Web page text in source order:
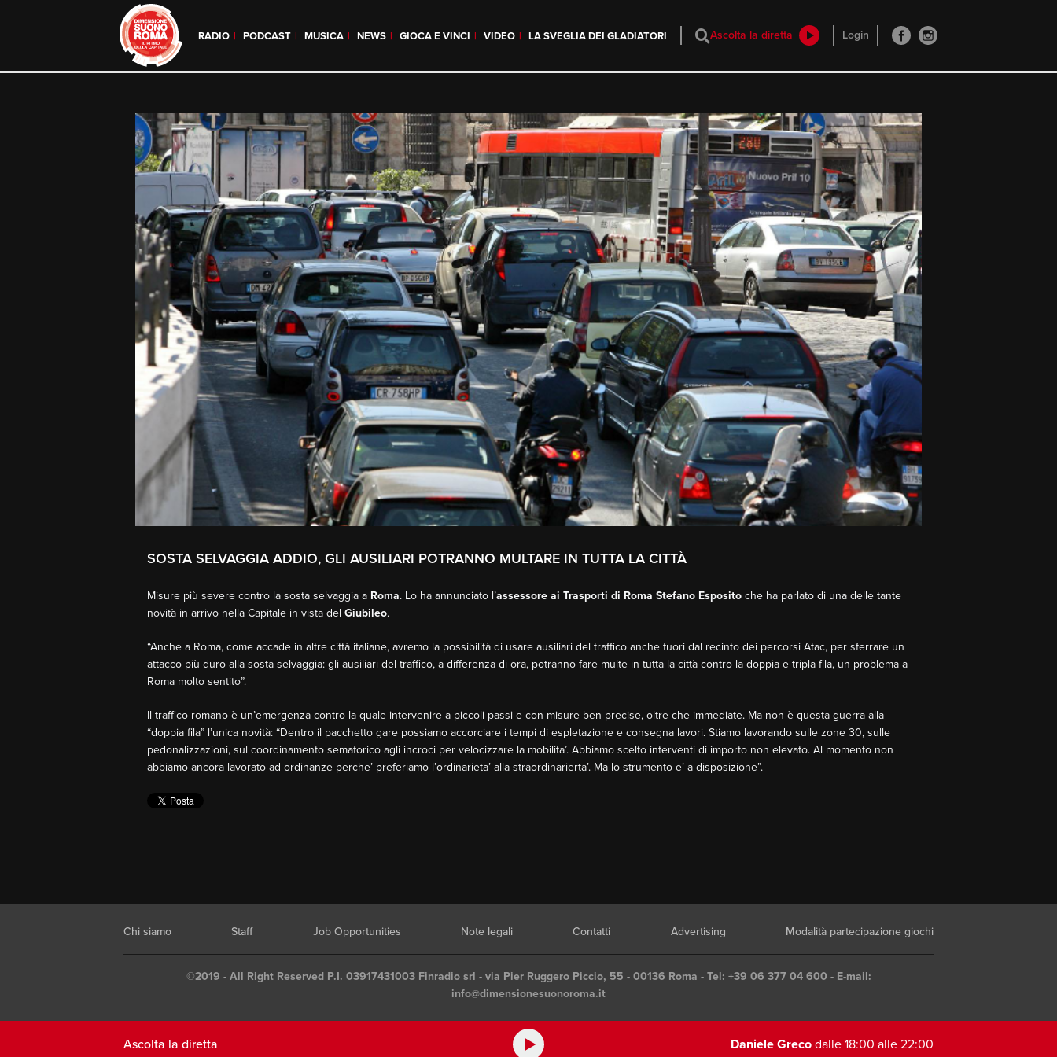
RADIO PODCAST MUSICA NEWS GIOCA E VINCI VIDEO LA SVEGLIA DEI GLADIATORI Ascolta la diretta Login
Ascolta la diretta Daniele Greco dalle 18:00 alle 22:00
SOSTA SELVAGGIA ADDIO, GLI AUSILIARI POTRANNO MULTARE IN TUTTA LA CITTÀ
Misure più severe contro la sosta selvaggia a Roma. Lo ha annunciato l’assessore ai Trasporti di Roma Stefano Esposito che ha parlato di una delle tante
novità in arrivo nella Capitale in vista del Giubileo.
“Anche a Roma, come accade in altre città italiane, avremo la possibilità di usare ausiliari del traffico anche fuori dal recinto dei percorsi Atac, per sferrare un
attacco più duro alla sosta selvaggia: gli ausiliari del traffico, a differenza di ora, potranno fare multe in tutta la città contro la doppia e tripla fila, un problema a
Roma molto sentito”.
Il traffico romano è un’emergenza contro la quale intervenire a piccoli passi e con misure ben precise, oltre che immediate. Ma non è questa guerra alla
“doppia fila” l’unica novità: “Dentro il pacchetto gare possiamo accorciare i tempi di espletazione e consegna lavori. Stiamo lavorando sulle zone 30, sulle
pedonalizzazioni, sul coordinamento semaforico agli incroci per velocizzare la mobilita’. Abbiamo scelto interventi di importo non elevato. Al momento non
abbiamo ancora lavorato ad ordinanze perche’ preferiamo l’ordinarieta’ alla straordinarierta’. Ma lo strumento e’ a disposizione”.
Chi siamo Staff Job Opportunities Note legali Contatti Advertising Modalità partecipazione giochi
©2019 - All Right Reserved P.I. 03917431003 Finradio srl - via Pier Ruggero Piccio, 55 - 00136 Roma - Tel: +39 06 377 04 600 - E-mail:
info@dimensionesuonoroma.it